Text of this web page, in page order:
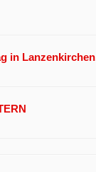
in